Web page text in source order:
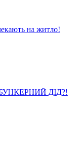
на житло!
БУНКЕРНИЙ ДІД?!